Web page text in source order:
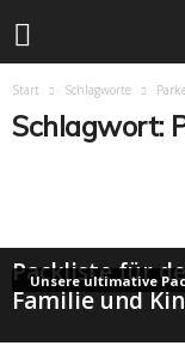
Start Schlagworte
Schlagwort:
Unsere ultimative
Packliste für
Familie und